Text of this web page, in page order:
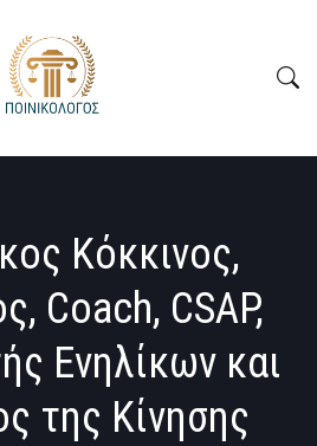
Κόκκινος,
Coach, CSAP,
Ενηλίκων και
της Κίνησης